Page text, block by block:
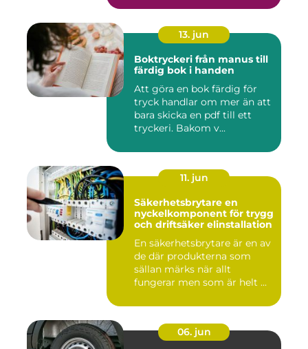
13. jun
Boktryckeri från manus till
färdig bok i handen
Att göra en bok färdig för
tryck handlar om mer än att
bara skicka en pdf till ett
tryckeri. Bakom v...
11. jun
Säkerhetsbrytare en
nyckelkomponent för trygg
och driftsäker elinstallation
En säkerhetsbrytare är en av
de där produkterna som
sällan märks när allt
fungerar men som är helt ...
06. jun